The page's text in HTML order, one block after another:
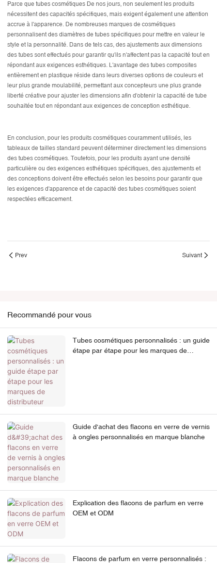
Parce que tubes cosmétiques De nos jours, non seulement les produits
nécessitent des capacités spécifiques, mais exigent également une attention
accrue à l'apparence. De nombreuses marques de cosmétiques
personnalisent des diamètres de tubes spécifiques pour mettre en valeur le
style et la personnalité. Dans de tels cas, des ajustements aux dimensions
des tubes sont effectués pour garantir qu'ils n'affectent pas la capacité tout en
répondant aux exigences esthétiques. L'avantage des tubes composites
entièrement en plastique réside dans leurs diverses options de couleurs et
leur plus grande moulabilité, permettant aux concepteurs une plus grande
liberté créative pour ajuster les dimensions afin d'obtenir la capacité de tube
souhaitée tout en répondant aux exigences de conception esthétique.
En conclusion, pour les produits cosmétiques couramment utilisés, les
tableaux de tailles standard peuvent déterminer directement les dimensions
des tubes cosmétiques. Toutefois, pour les produits ayant une densité
particulière ou des exigences esthétiques spécifiques, des ajustements et
des conceptions doivent être effectués selon les besoins pour garantir que
les exigences d'apparence et de capacité des tubes cosmétiques soient
respectées efficacement.
Prev Suivant
Recommandé pour vous
Tubes cosmétiques personnalisés : un guide
étape par étape pour les marques de
Guide d'achat des flacons en verre de vernis
à ongles personnalisés en marque blanche
Explication des flacons de parfum en verre
OEM et ODM
Flacons de parfum en verre personnalisés :